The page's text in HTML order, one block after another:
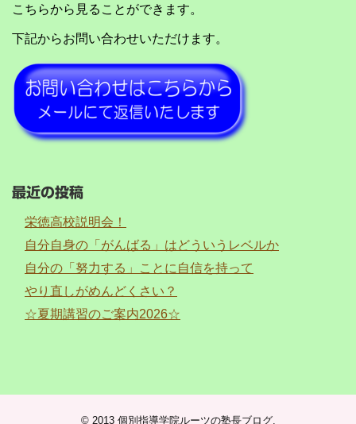
こちらから見ることができます。
下記からお問い合わせいただけます。
最近の投稿
栄徳高校説明会！
自分自身の「がんばる」はどういうレベルか
自分の「努力する」ことに自信を持って
やり直しがめんどくさい？
☆夏期講習のご案内2026☆
© 2013 個別指導学院ルーツの塾長ブログ.